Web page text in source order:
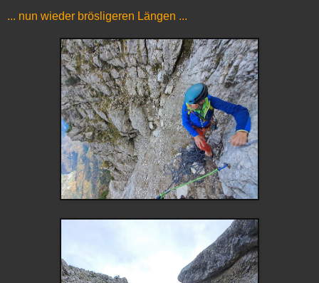
... nun wieder brösligeren Längen ...